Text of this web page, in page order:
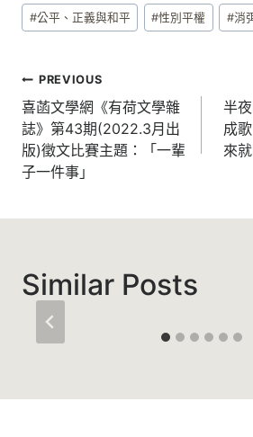
Post
Tags:
#公平、正義與和平 #性別平權 #消
文
章
導
覽
PREVIOUS
喜菡文學網《有荷文學雜
誌》第43期(2022.3月出
版)徵文比賽主題：「一輩
子一件事」
半
成
來
Similar Posts